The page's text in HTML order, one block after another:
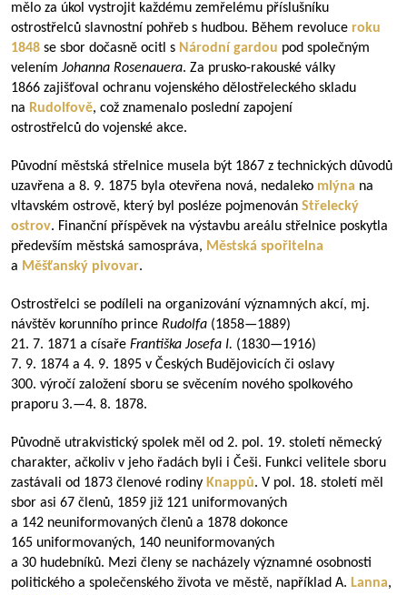
mělo za úkol vystrojit každému zemřelému příslušníku
ostrostřelců slavnostní pohřeb s hudbou. Během revoluce roku
1848 se sbor dočasně ocitl s Národní gardou pod společným
velením Johanna Rosenauera. Za prusko-rakouské války
1866 zajišťoval ochranu vojenského dělostřeleckého skladu
na Rudolfově, což znamenalo poslední zapojení
ostrostřelců do vojenské akce.
Původní městská střelnice musela být 1867 z technických důvodů
uzavřena a 8. 9. 1875 byla otevřena nová, nedaleko mlýna na
vltavském ostrově, který byl posléze pojmenován Střelecký
ostrov. Finanční příspěvek na výstavbu areálu střelnice poskytla
především městská samospráva, Městská spořitelna
a Měšťanský pivovar.
Ostrostřelci se podíleli na organizování významných akcí, mj.
návštěv korunního prince Rudolfa (1858—1889)
21. 7. 1871 a císaře Františka Josefa I. (1830—1916)
7. 9. 1874 a 4. 9. 1895 v Českých Budějovicích či oslavy
300. výročí založení sboru se svěcením nového spolkového
praporu 3.—4. 8. 1878.
Původně utrakvistický spolek měl od 2. pol. 19. století německý
charakter, ačkoliv v jeho řadách byli i Češi. Funkci velitele sboru
zastávali od 1873 členové rodiny Knappů. V pol. 18. století měl
sbor asi 67 členů, 1859 již 121 uniformovaných
a 142 neuniformovaných členů a 1878 dokonce
165 uniformovaných, 140 neuniformovaných
a 30 hudebníků. Mezi členy se nacházely významné osobnosti
politického a společenského života ve městě, například A. Lanna,